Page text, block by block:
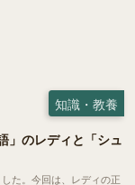
知識・教養
」のレディと「シュ
た。今回は、レディの正